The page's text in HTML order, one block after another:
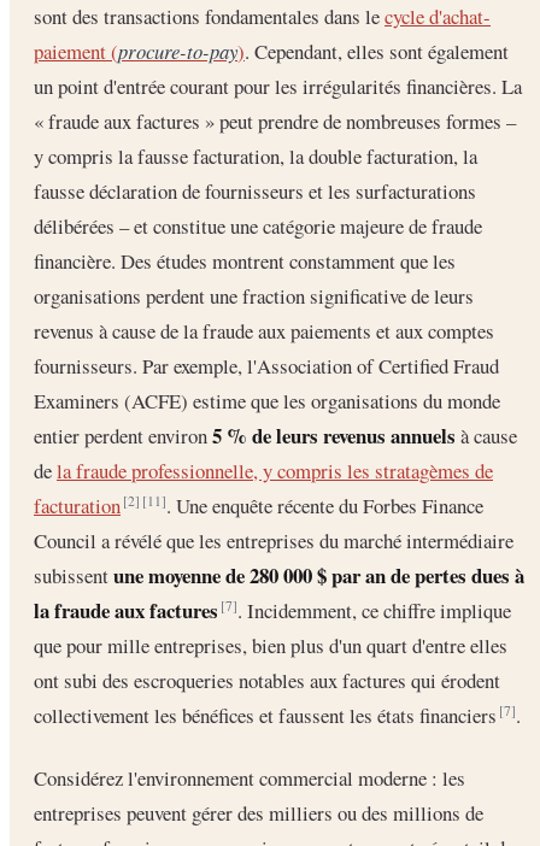
sont des transactions fondamentales dans lecycle d'achat-
paiement (procure-to-pay). Cependant, elles sont également
un point d'entrée courant pour les irrégularités financières. La
« fraude aux factures » peut prendre de nombreuses formes –
y compris la fausse facturation, la double facturation, la
fausse déclaration de fournisseurs et les surfacturations
délibérées – et constitue une catégorie majeure de fraude
financière. Des études montrent constamment que les
organisations perdent une fraction significative de leurs
revenus à cause de la fraude aux paiements et aux comptes
fournisseurs. Par exemple, l'Association of Certified Fraud
Examiners (ACFE) estime que les organisations du monde
entier perdent environ5 % de leurs revenus annuels à cause
dela fraude professionnelle, y compris les stratagèmes de
facturation [2] [11]. Une enquête récente du Forbes Finance
Council a révélé que les entreprises du marché intermédiaire
subissentune moyenne de 280 000 $ par an de pertes dues à
la fraude aux factures [7]. Incidemment, ce chiffre implique
que pour mille entreprises, bien plus d'un quart d'entre elles
ont subi des escroqueries notables aux factures qui érodent
collectivement les bénéfices et faussent les états financiers[7].
Considérez l'environnement commercial moderne : les
entreprises peuvent gérer des milliers ou des millions de